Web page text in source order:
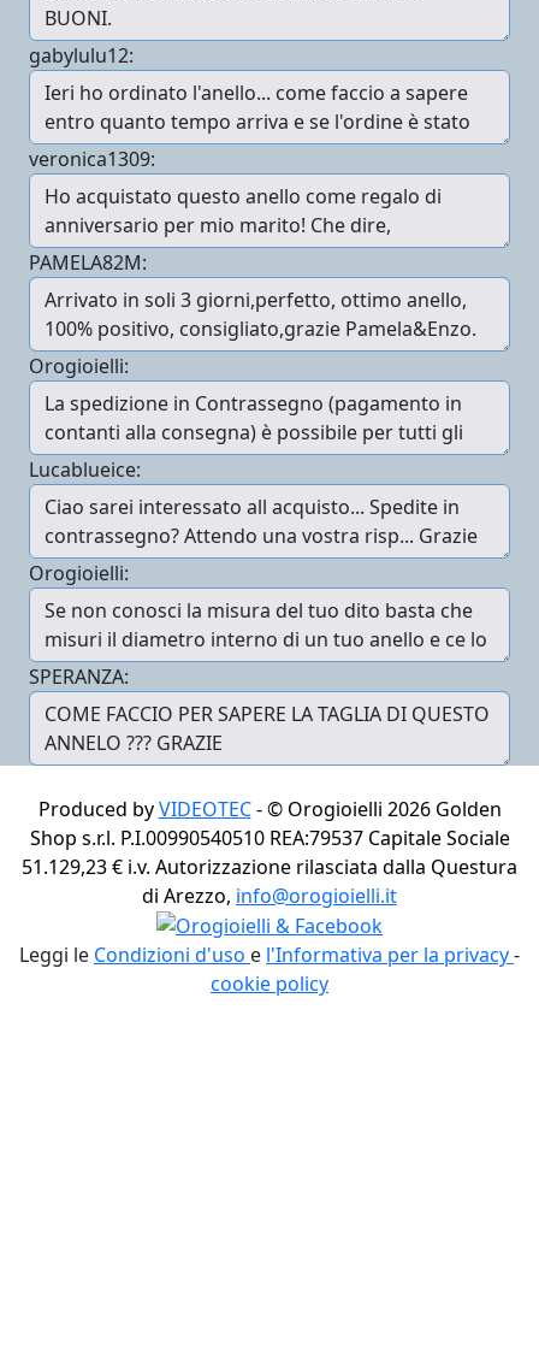
gabylulu12:
veronica1309:
PAMELA82M:
Orogioielli:
Lucablueice:
Orogioielli:
SPERANZA:
Produced byVIDEOTEC - © Orogioielli 2026Golden
Shop s.r.l. P.I.00990540510 REA:79537 Capitale Sociale
51.129,23 € i.v. Autorizzazione rilasciata dalla Questura
di Arezzo, info@orogioielli.it
Leggi le Condizioni d'uso e l'Informativa per la privacy-
cookie policy